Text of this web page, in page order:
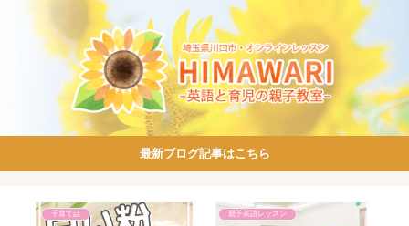
最新ブログ記事はこちら
子育て話 親子英語レッスン